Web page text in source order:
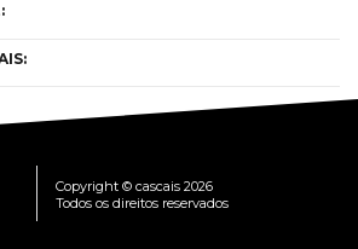
Copyright © cascais 2026
Todos os direitos reservados